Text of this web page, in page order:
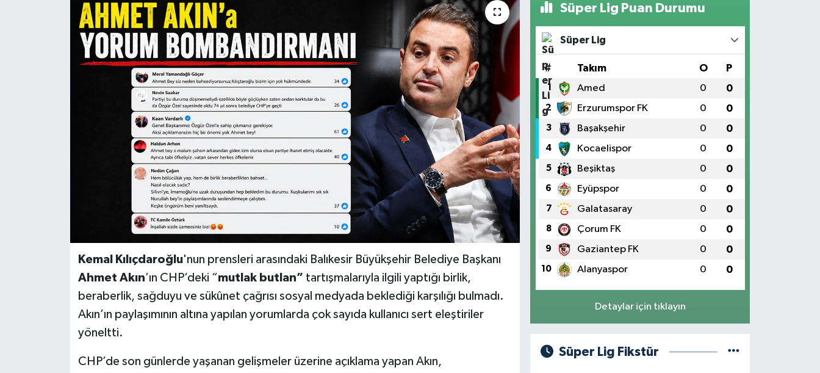
Kemal Kılıçdaroğlu'nun prensleri arasındaki Balıkesir Büyükşehir Belediye Başkanı
Ahmet Akın’ın CHP’deki “mutlak butlan” tartışmalarıyla ilgili yaptığı birlik,
beraberlik, sağduyu ve sükûnet çağrısı sosyal medyada beklediği karşılığı bulmadı.
Akın’ın paylaşımının altına yapılan yorumlarda çok sayıda kullanıcı sert eleştiriler
yöneltti.
CHP’de son günlerde yaşanan gelişmeler üzerine açıklama yapan Akın,
Süper Lig Puan Durumu
Süper Lig
# Takım O P
1 Amed 0 0
2 Erzurumspor FK 0 0
3 Başakşehir 0 0
4 Kocaelispor 0 0
5 Beşiktaş 0 0
6 Eyüpspor 0 0
7 Galatasaray 0 0
8 Çorum FK 0 0
9 Gaziantep FK 0 0
10 Alanyaspor 0 0
Detaylar için tıklayın
Süper Lig Fikstür